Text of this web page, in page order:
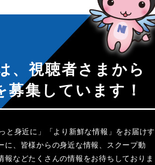
募集しています！
と身近に」「より新鮮な情報」をお届けす
に、皆様からの身近な情報、スクープ動
報などたくさんの情報をお待ちしておりま